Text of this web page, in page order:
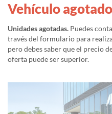
Vehículo agotado
Unidades agotadas. Puedes
través del formulario para
pero debes saber que el precio
oferta puede ser superior.